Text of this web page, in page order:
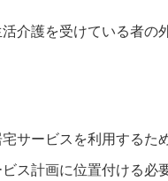
介護を受けている者の
サービスを利用するた
ス計画に位置付ける必